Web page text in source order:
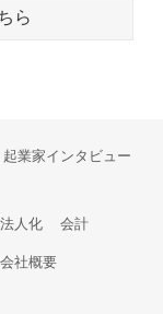
ら
起業家インタビュー
人化 会計
会社概要